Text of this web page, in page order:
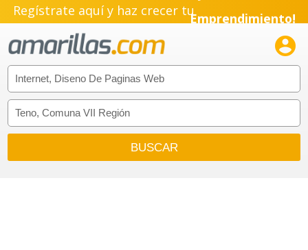
Regístrate aquí y haz crecer tuEmprendimiento!
